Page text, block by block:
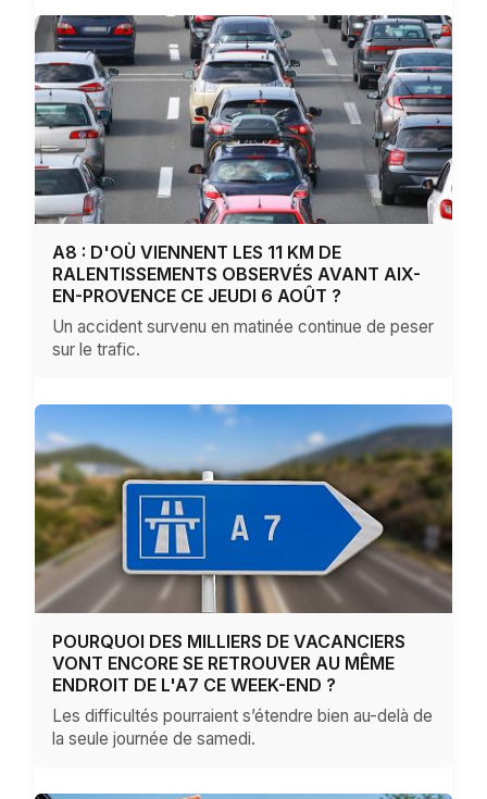
A8 : D'OÙ VIENNENT LES 11 KM DE
RALENTISSEMENTS OBSERVÉS AVANT AIX-
EN-PROVENCE CE JEUDI 6 AOÛT ?
Un accident survenu en matinée continue de peser
sur le trafic.
POURQUOI DES MILLIERS DE VACANCIERS
VONT ENCORE SE RETROUVER AU MÊME
ENDROIT DE L'A7 CE WEEK-END ?
Les difficultés pourraient s’étendre bien au-delà de
la seule journée de samedi.